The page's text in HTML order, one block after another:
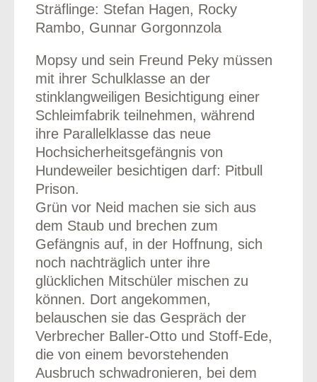
Sträflinge: Stefan Hagen, Rocky
Rambo, Gunnar Gorgonnzola
Mopsy und sein Freund Peky müssen
mit ihrer Schulklasse an der
stinklangweiligen Besichtigung einer
Schleimfabrik teilnehmen, während
ihre Parallelklasse das neue
Hochsicherheitsgefängnis von
Hundeweiler besichtigen darf: Pitbull
Prison.
Grün vor Neid machen sie sich aus
dem Staub und brechen zum
Gefängnis auf, in der Hoffnung, sich
noch nachträglich unter ihre
glücklichen Mitschüler mischen zu
können. Dort angekommen,
belauschen sie das Gespräch der
Verbrecher Baller-Otto und Stoff-Ede,
die von einem bevorstehenden
Ausbruch schwadronieren, bei dem